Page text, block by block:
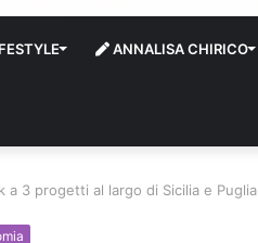
ANNALISA CHIRICO
a 3 progetti al largo di Sicilia e Puglia